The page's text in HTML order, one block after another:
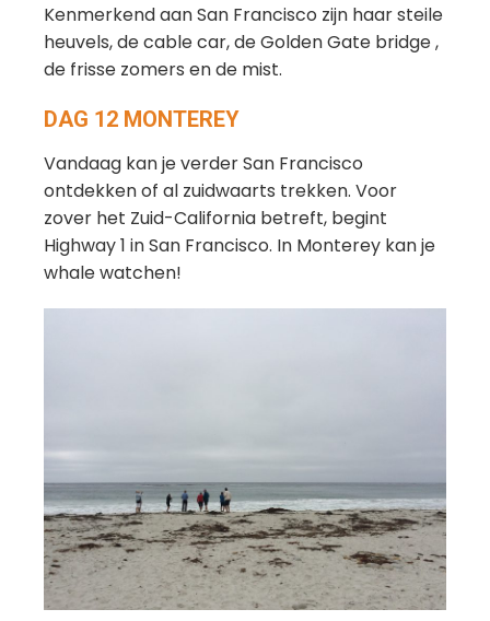
Kenmerkend aan San Francisco zijn haar steile
heuvels, de cable car, de Golden Gate bridge ,
de frisse zomers en de mist.
DAG 12 MONTEREY
Vandaag kan je verder San Francisco
ontdekken of al zuidwaarts trekken. Voor
zover het Zuid-California betreft, begint
Highway 1 in San Francisco. In Monterey kan je
whale watchen!